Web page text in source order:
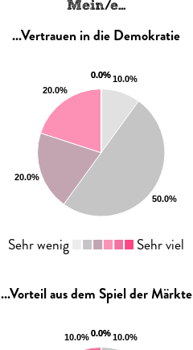
Mein/e...
...Vertrauen in die Demokratie
Sehr wenig Sehr viel
...Vorteil aus dem Spiel der Märkte